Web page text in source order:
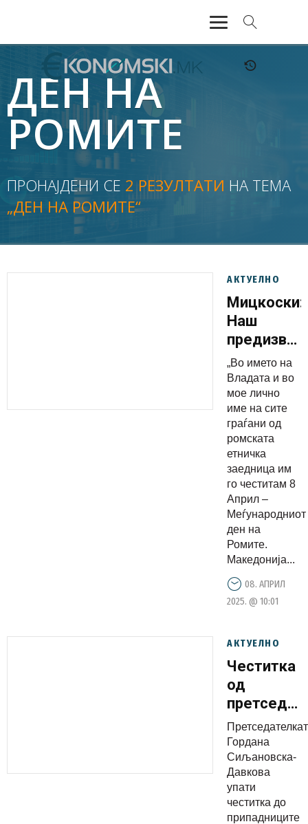
АКТУЕЛНО
ЕКОНОМИЈА
ФИНАНСИИ
БАНКАРСТВО
ЖИВОТ
МОЗАИК
ДЕН НА
РОМИТЕ
ПРОНАЈДЕНИ СЕ 2 РЕЗУЛТАТИ НА ТЕМА
„ДЕН НА РОМИТЕ“
АКТУЕЛНО
Мицкоски:
Наш
предизвик
и цел
како
Влада во
периодот
кој следи,
е да го
подигнеме
и
економски
статус на
Ромите
„Во името на
Владата и во
мое лично
име на сите
граѓани од
ромската
етничка
заедница им
го честитам 8
Април –
Меѓународниот
ден на
Ромите.
Македонија...
08. АПРИЛ
2025. @ 10:01
АКТУЕЛНО
Честитка
од
Давкова
по повод
8 Април ‒
ден на
Гордана
Сиљановска-
Давкова
упати
честитка до
припадниците